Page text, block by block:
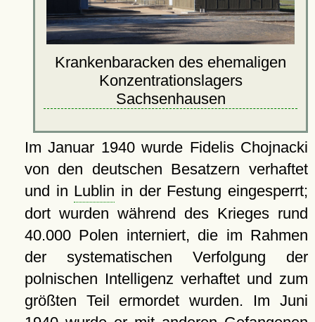
Krankenbaracken des ehemaligen
Konzentrationslagers
Sachsenhausen
Im Januar 1940 wurde Fidelis Chojnacki
von den deutschen Besatzern verhaftet
und in Lublin in der Festung eingesperrt;
dort wurden während des Krieges rund
40.000 Polen interniert, die im Rahmen
der systematischen Verfolgung der
polnischen Intelligenz verhaftet und zum
größten Teil ermordet wurden. Im Juni